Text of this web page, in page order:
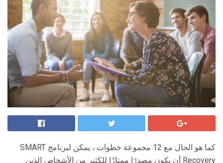
كما هو الحال مع 12 مجموعة خطوات ، يمكن لبرنامج SMART
Recovery أن يكون مصدرًا ممتازًا للكثير من الأشخاص الذين